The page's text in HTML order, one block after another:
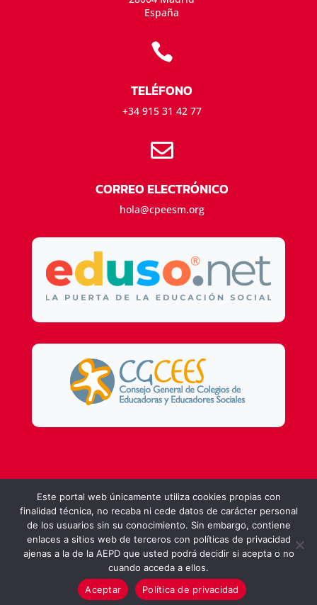
España

TELÉFONO
+34 915 31 42 77

CORREO ELECTRÓNICO
hola@cpeesm.org
Política de Privacidad|Aviso Legal|Canal Ético
Este portal web únicamente utiliza cookies propias con
finalidad técnica, no recaba ni cede datos de carácter personal
de los usuarios sin su conocimiento. Sin embargo, contiene
enlaces a sitios web de terceros con políticas de privacidad
ajenas a la de la AEPD que usted podrá decidir si acepta o no
cuando acceda a ellos.
Aceptar
Política de privacidad